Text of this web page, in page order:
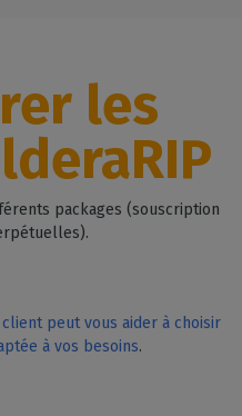
les
packages (souscription
peut vous aider à choisir
à vos besoins.